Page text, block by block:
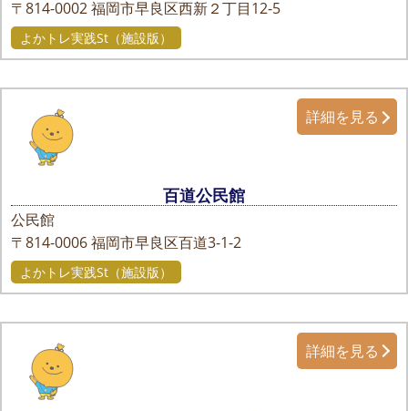
〒814-0002福岡市早良区西新２丁目12-5
よかトレ実践St（施設版）
百道公民館
公民館
〒814-0006福岡市早良区百道3-1-2
詳細を見る
よかトレ実践St（施設版）
詳細を見る